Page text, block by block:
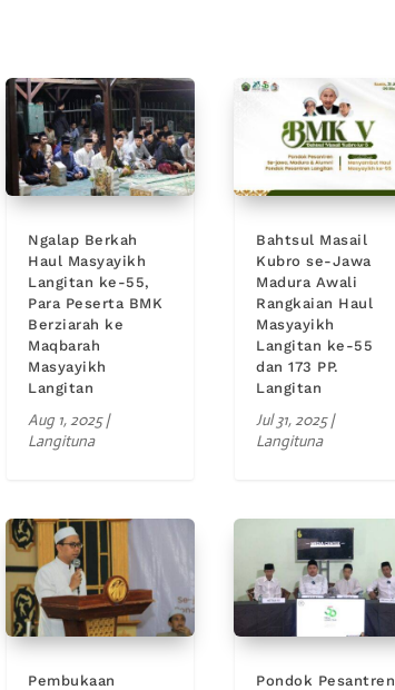
Ngalap Berkah
Haul Masyayikh
Langitan ke-55,
Para Peserta BMK
Berziarah ke
Maqbarah
Masyayikh
Langitan
Aug 1, 2025|
Langituna
Pembukaan
Bahtsul Masail
Kubro se-Jawa
Madura Awali
Rangkaian Haul
Masyayikh
Langitan ke-55
dan 173 PP.
Langitan
Jul 31, 2025|
Langituna
Pondok Pesantren